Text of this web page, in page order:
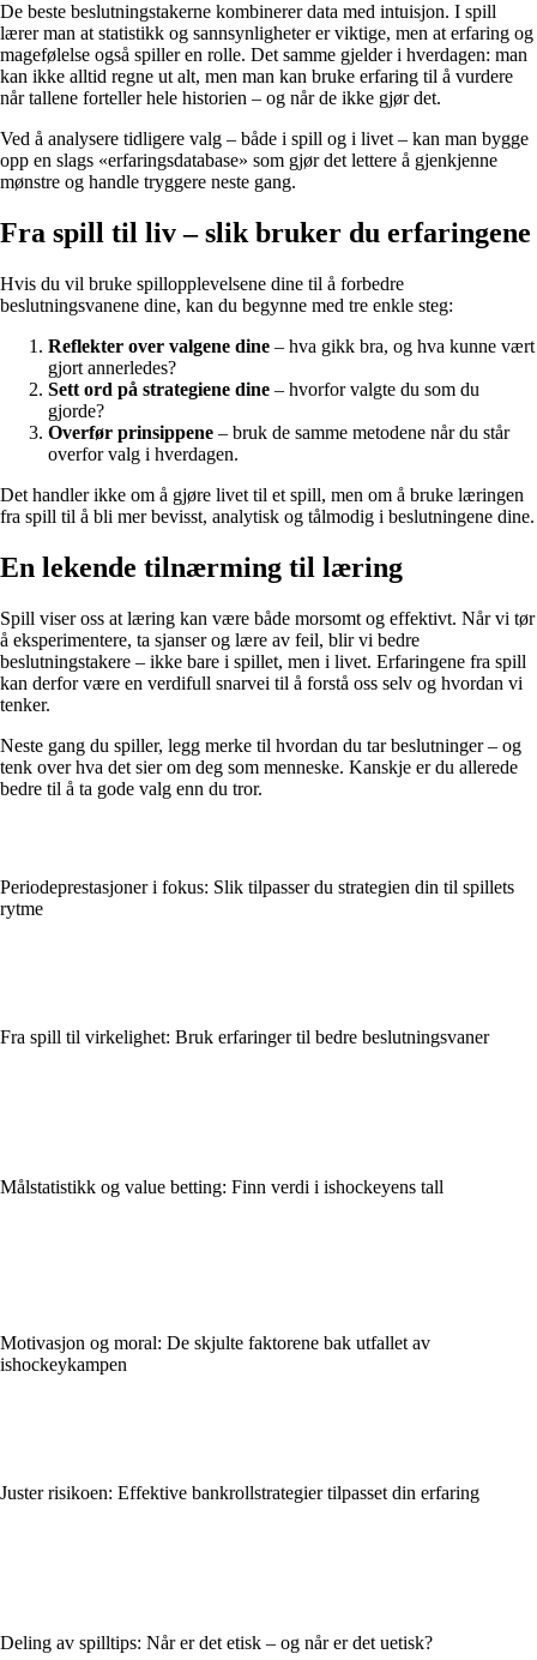
De beste beslutningstakerne kombinerer data med intuisjon. I spill
lærer man at statistikk og sannsynligheter er viktige, men at erfaring og
magefølelse også spiller en rolle. Det samme gjelder i hverdagen: man
kan ikke alltid regne ut alt, men man kan bruke erfaring til å vurdere
når tallene forteller hele historien – og når de ikke gjør det.
Ved å analysere tidligere valg – både i spill og i livet – kan man bygge
opp en slags «erfaringsdatabase» som gjør det lettere å gjenkjenne
mønstre og handle tryggere neste gang.
Fra spill til liv – slik bruker du erfaringene
Hvis du vil bruke spillopplevelsene dine til å forbedre
beslutningsvanene dine, kan du begynne med tre enkle steg:
Reflekter over valgene dine – hva gikk bra, og hva kunne vært
gjort annerledes?
Sett ord på strategiene dine – hvorfor valgte du som du
gjorde?
Overfør prinsippene – bruk de samme metodene når du står
overfor valg i hverdagen.
Det handler ikke om å gjøre livet til et spill, men om å bruke læringen
fra spill til å bli mer bevisst, analytisk og tålmodig i beslutningene dine.
En lekende tilnærming til læring
Spill viser oss at læring kan være både morsomt og effektivt. Når vi tør
å eksperimentere, ta sjanser og lære av feil, blir vi bedre
beslutningstakere – ikke bare i spillet, men i livet. Erfaringene fra spill
kan derfor være en verdifull snarvei til å forstå oss selv og hvordan vi
tenker.
Neste gang du spiller, legg merke til hvordan du tar beslutninger – og
tenk over hva det sier om deg som menneske. Kanskje er du allerede
bedre til å ta gode valg enn du tror.
Periodeprestasjoner i fokus: Slik tilpasser du strategien din til spillets
rytme
Fra spill til virkelighet: Bruk erfaringer til bedre beslutningsvaner
Målstatistikk og value betting: Finn verdi i ishockeyens tall
Motivasjon og moral: De skjulte faktorene bak utfallet av
ishockeykampen
Juster risikoen: Effektive bankrollstrategier tilpasset din erfaring
Deling av spilltips: Når er det etisk – og når er det uetisk?